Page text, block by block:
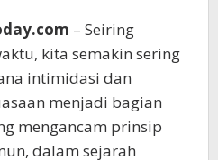
– Seiring
kita semakin sering
intimidasi dan
menjadi bagian
mengancam prinsip
dalam sejarah